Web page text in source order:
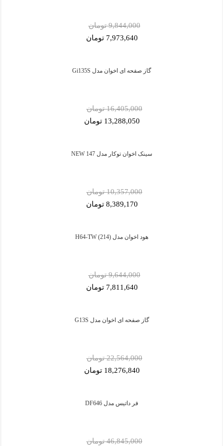
9,844,000 تومان
7,973,640 تومان
گاز صفحه ای اخوان مدل Gi135S
16,405,000 تومان
13,288,050 تومان
سینک اخوان توکار مدل 147 NEW
10,357,000 تومان
8,389,170 تومان
هود اخوان مدل H64-TW (214)
9,644,000 تومان
7,811,640 تومان
گاز صفحه ای اخوان مدل G13S
22,564,000 تومان
18,276,840 تومان
فر داتیس مدل DF646
46,845,000 تومان